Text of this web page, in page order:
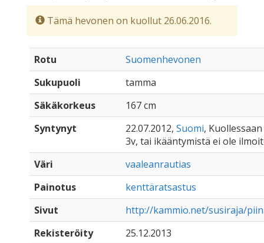
Tämä hevonen on kuollut 26.06.2016.
Rotu
Suomenhevonen
Sukupuoli
tamma
Säkäkorkeus
167 cm
Syntynyt
22.07.2012, Suomi,
3v, tai ikääntymistä ei ole
Väri
vaaleanrautias
Painotus
kenttäratsastus
Sivut
http://kammio.net/susiraja/
Rekisteröity
25.12.2013